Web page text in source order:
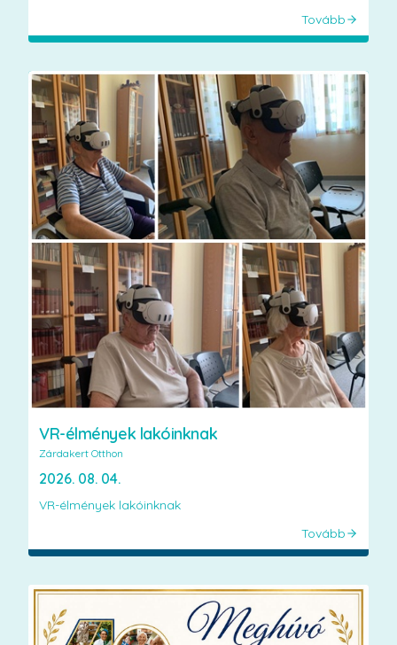
Tovább
VR-élmények lakóinknak
Zárdakert Otthon
2026. 08. 04.
VR-élmények lakóinknak
Tovább